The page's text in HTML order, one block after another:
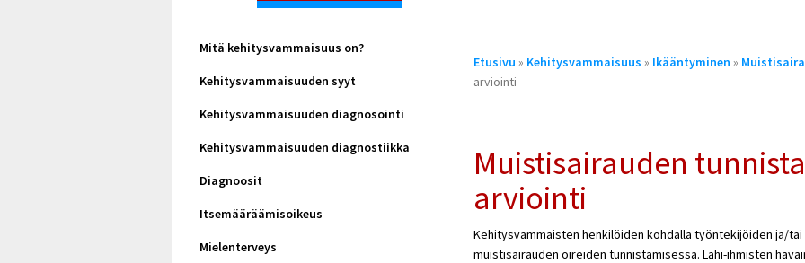
Mitä kehitysvammaisuus on?
Kehitysvammaisuuden syyt
Kehitysvammaisuuden diagnosointi
Kehitysvammaisuuden diagnostiikka
Diagnoosit
Itsemääräämisoikeus
Mielenterveys
Olet
täällä
Etusivu » Kehitysvammaisuus » Ikääntyminen »
arviointi
Muistisairauden
arviointi
Kehitysvammaisten henkilöiden kohdalla työntekijöiden ja/
muistisairauden oireiden tunnistamisessa. Lähi-ihmisten